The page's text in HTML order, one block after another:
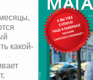
какой-